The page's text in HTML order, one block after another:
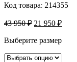
Код товара: 214355
43 950₽ 21 950 ₽
Выберите размер